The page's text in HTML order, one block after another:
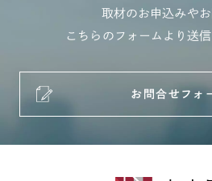
取材のお申込みや
こちらのフォームより送信
お問合せフォ